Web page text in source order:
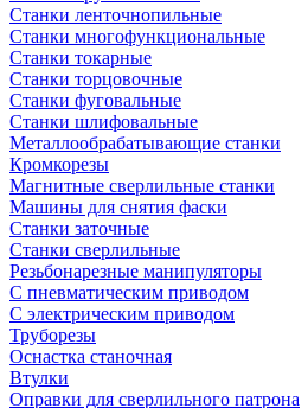
Станки ленточнопильные
Станки многофункциональные
Станки токарные
Станки торцовочные
Станки фуговальные
Станки шлифовальные
Металлообрабатывающие станки
Кромкорезы
Магнитные сверлильные станки
Машины для снятия фаски
Станки заточные
Станки сверлильные
Резьбонарезные манипуляторы
С пневматическим приводом
С электрическим приводом
Труборезы
Оснастка станочная
Втулки
Оправки для сверлильного патрона